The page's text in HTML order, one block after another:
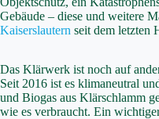
Gebäude – diese und weitere
Kaiserslautern seit dem letzten
Das Klärwerk ist noch auf
Seit 2016 ist es klimaneutral
und Biogas aus Klärschlamm
wie es verbraucht. Ein